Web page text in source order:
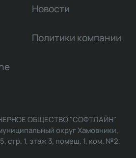
Новости
Политики компании
ОБЩЕСТВО "СОФТЛАЙН"
округ Хамовники,
стр. 1, этаж 3, помещ. 1, ком. №2,